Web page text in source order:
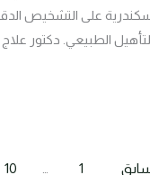
على التشخيص
الطبيعي. دكتور
1
10